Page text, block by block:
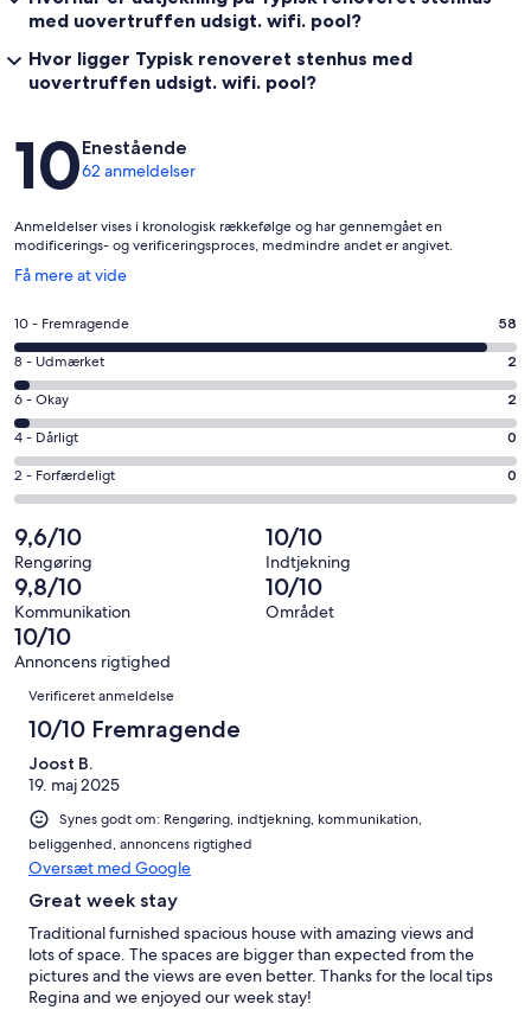
med uovertruffen udsigt. wifi. pool?
Hvor ligger Typisk renoveret stenhus med
uovertruffen udsigt. wifi. pool?
Anmeldelser
10Enestående
62 anmeldelser
Anmeldelser vises i kronologisk rækkefølge og har gennemgået en
modificerings- og verificeringsproces, medmindre andet er angivet.
Få mere at vide
Åbner
et
nyt
vindue
Bedømmelse
på
10
−
Fremragende.
58
af
i
alt
62
anmeldelser
10 - Fremragende 58
Bedømmelse
på
8
−
Udmærket.
2
i
alt
62
anmeldelser
8 - Udmærket 2
Bedømmelse
på
6
−
Okay.
2
af
i
alt
62
anmeldelser
6 - Okay 2
Bedømmelse
på
4
Dårligt.
0
af
i
alt
62
anmeldelser
4 - Dårligt 0
Bedømmelse
på
2
−
Forfærdeligt.
0
af
62
anmeldelser
2 - Forfærdeligt 0
9,6/10
Rengøring
10/10
Indtjekning
9,8/10
Kommunikation
10/10
Området
10/10
Annoncens rigtighed
Anmeldelser
Verificeret anmeldelse
10/10 Fremragende
Joost B.
19. maj 2025
Synes godt om: Rengøring, indtjekning, kommunikation,
beliggenhed, annoncens rigtighed
Oversæt med Google
Great week stay
Traditional furnished spacious house with amazing views and
lots of space. The spaces are bigger than expected from the
pictures and the views are even better. Thanks for the local tips
Regina and we enjoyed our week stay!